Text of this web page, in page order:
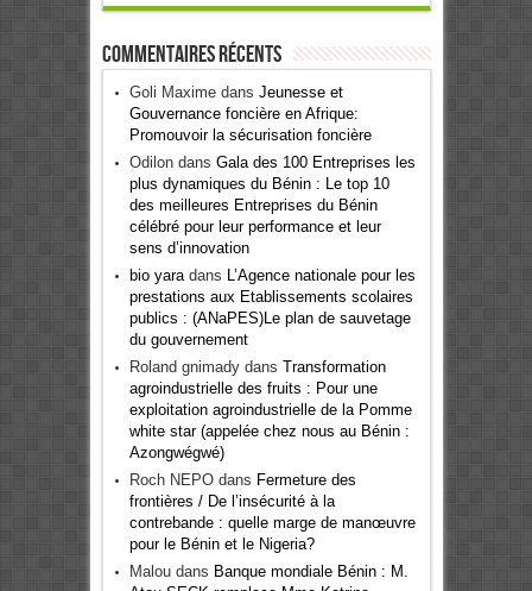
Commentaires récents
Goli Maximedans Jeunesse et
Gouvernance foncière en Afrique:
Promouvoir la sécurisation foncière
Odilondans Gala des 100 Entreprises les
plus dynamiques du Bénin : Le top 10
des meilleures Entreprises du Bénin
célébré pour leur performance et leur
sens d’innovation
bio yaradans
L’Agence nationale pour les
prestations aux Etablissements scolaires
publics : (ANaPES)Le plan de sauvetage
du gouvernement
Roland gnimadydans Transformation
agroindustrielle des fruits : Pour une
exploitation agroindustrielle de la Pomme
white star (appelée chez nous au Bénin :
Azongwégwé)
Roch NEPOdans Fermeture des
frontières / De l’insécurité à la
contrebande : quelle marge de manœuvre
pour le Bénin et le Nigeria?
Maloudans Banque mondiale Bénin : M.